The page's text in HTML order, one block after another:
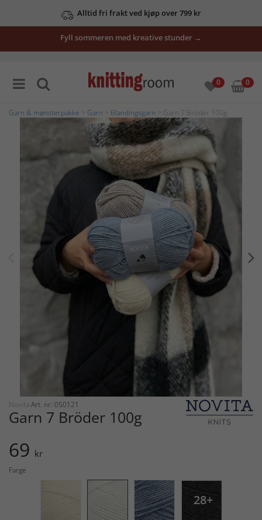
Alltid fri frakt ved kjøp over 799 kr
Fyll sommeren med kreative stunder →
0 0
Garn & mønsterpakke Garn Blandingsgarn > Garn 7 Bröder 100g
Novita Art. nr: 050121
Garn 7 Bröder 100g
69 kr
Farge
28+